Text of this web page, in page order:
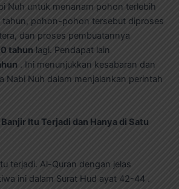
Nuh untuk menanam pohon terlebih
tahun, pohon-pohon tersebut diproses
dan proses pembuatannya
tahun lagi. Pendapat lain
. Ini menunjukkan kesabaran dan
Nabi Nuh dalam menjalankan perintah
Itu Terjadi dan Hanya di Satu
terjadi. Al-Quran dengan jelas
ini dalam Surat Hud ayat 42-44 .